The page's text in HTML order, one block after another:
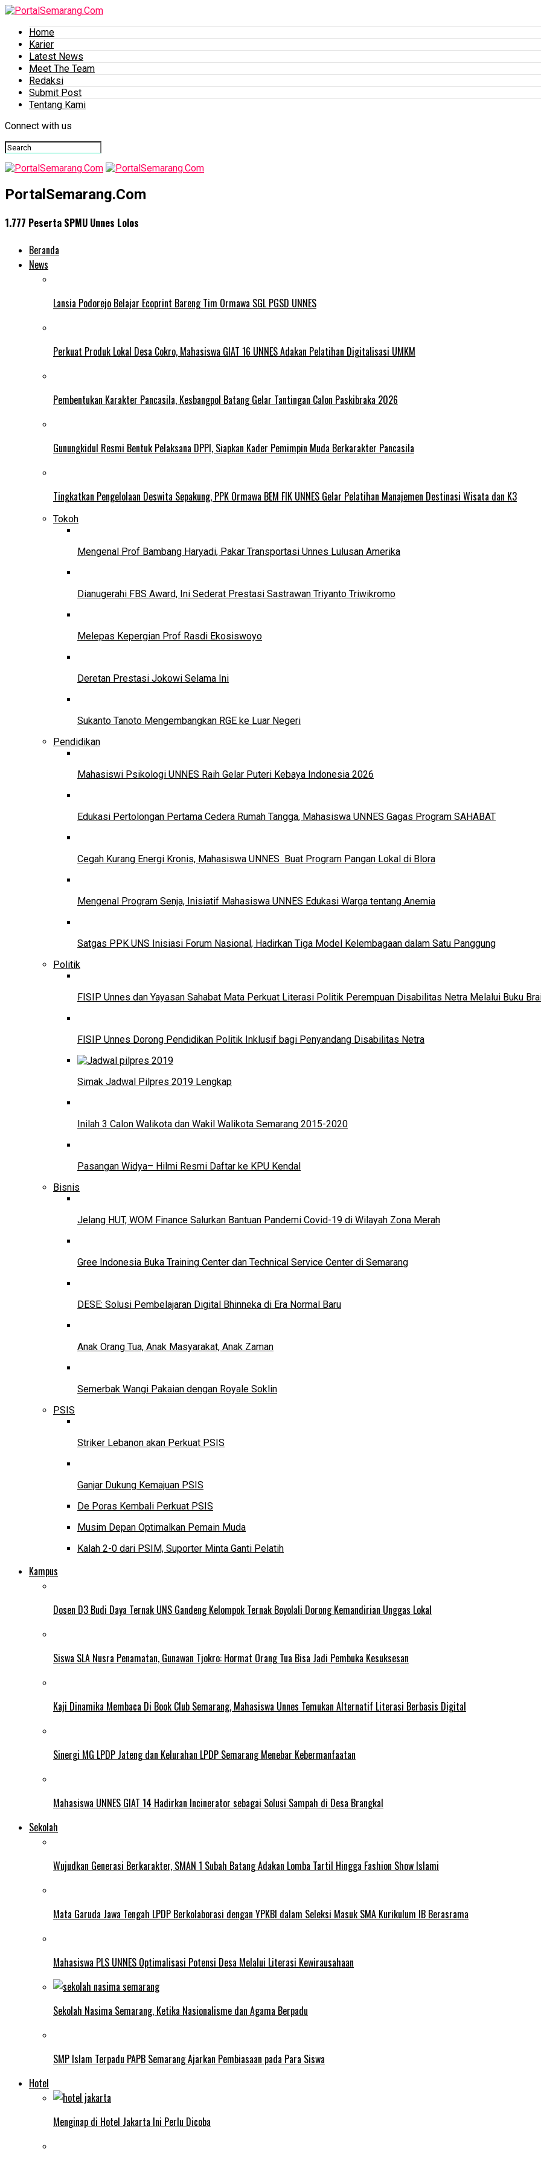
Home
Karier
Latest News
Meet The Team
Redaksi
Submit Post
Tentang Kami
Connect with us
PortalSemarang.Com
1.777 Peserta SPMU Unnes Lolos
Beranda
News
Lansia Podorejo Belajar Ecoprint Bareng Tim Ormawa SGL PGSD UNNES
Perkuat Produk Lokal Desa Cokro, Mahasiswa GIAT 16 UNNES Adakan Pelatihan Digitalisasi UMKM
Pembentukan Karakter Pancasila, Kesbangpol Batang Gelar Tantingan Calon Paskibraka 2026
Gunungkidul Resmi Bentuk Pelaksana DPPI, Siapkan Kader Pemimpin Muda Berkarakter Pancasila
Tingkatkan Pengelolaan Deswita Sepakung, PPK Ormawa BEM FIK UNNES Gelar Pelatihan Manajemen Destinasi Wisata dan K3
Tokoh
Mengenal Prof Bambang Haryadi, Pakar Transportasi Unnes Lulusan Amerika
Dianugerahi FBS Award, Ini Sederat Prestasi Sastrawan Triyanto Triwikromo
Melepas Kepergian Prof Rasdi Ekosiswoyo
Deretan Prestasi Jokowi Selama Ini
Sukanto Tanoto Mengembangkan RGE ke Luar Negeri
Pendidikan
Mahasiswi Psikologi UNNES Raih Gelar Puteri Kebaya Indonesia 2026
Edukasi Pertolongan Pertama Cedera Rumah Tangga, Mahasiswa UNNES Gagas Program SAHABAT
Cegah Kurang Energi Kronis, Mahasiswa UNNES Buat Program Pangan Lokal di Blora
Mengenal Program Senja, Inisiatif Mahasiswa UNNES Edukasi Warga tentang Anemia
Satgas PPK UNS Inisiasi Forum Nasional, Hadirkan Tiga Model Kelembagaan dalam Satu Panggung
Politik
FISIP Unnes dan Yayasan Sahabat Mata Perkuat Literasi Politik Perempuan Disabilitas Netra Melalui Buku
FISIP Unnes Dorong Pendidikan Politik Inklusif bagi Penyandang Disabilitas Netra
Simak Jadwal Pilpres 2019 Lengkap
Inilah 3 Calon Walikota dan Wakil Walikota Semarang 2015-2020
Pasangan Widya– Hilmi Resmi Daftar ke KPU Kendal
Bisnis
Jelang HUT, WOM Finance Salurkan Bantuan Pandemi Covid-19 di Wilayah Zona Merah
Gree Indonesia Buka Training Center dan Technical Service Center di Semarang
DESE: Solusi Pembelajaran Digital Bhinneka di Era Normal Baru
Anak Orang Tua, Anak Masyarakat, Anak Zaman
Semerbak Wangi Pakaian dengan Royale Soklin
PSIS
Striker Lebanon akan Perkuat PSIS
Ganjar Dukung Kemajuan PSIS
De Poras Kembali Perkuat PSIS
Musim Depan Optimalkan Pemain Muda
Kalah 2-0 dari PSIM, Suporter Minta Ganti Pelatih
Kampus
Dosen D3 Budi Daya Ternak UNS Gandeng Kelompok Ternak Boyolali Dorong Kemandirian Unggas Lokal
Siswa SLA Nusra Penamatan, Gunawan Tjokro: Hormat Orang Tua Bisa Jadi Pembuka Kesuksesan
Kaji Dinamika Membaca Di Book Club Semarang, Mahasiswa Unnes Temukan Alternatif Literasi Berbasis Digital
Sinergi MG LPDP Jateng dan Kelurahan LPDP Semarang Menebar Kebermanfaatan
Mahasiswa UNNES GIAT 14 Hadirkan Incinerator sebagai Solusi Sampah di Desa Brangkal
Sekolah
Wujudkan Generasi Berkarakter, SMAN 1 Subah Batang Adakan Lomba Tartil Hingga Fashion Show Islami
Mata Garuda Jawa Tengah LPDP Berkolaborasi dengan YPKBI dalam Seleksi Masuk SMA Kurikulum IB Berasrama
Mahasiswa PLS UNNES Optimalisasi Potensi Desa Melalui Literasi Kewirausahaan
Sekolah Nasima Semarang, Ketika Nasionalisme dan Agama Berpadu
SMP Islam Terpadu PAPB Semarang Ajarkan Pembiasaan pada Para Siswa
Hotel
Menginap di Hotel Jakarta Ini Perlu Dicoba